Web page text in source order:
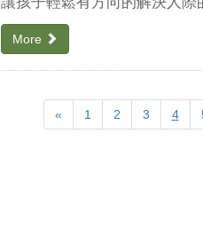
More
«Previous
1 2 3 4